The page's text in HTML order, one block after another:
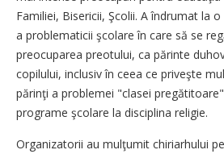
Familiei, Bisericii, Şcolii. A îndrumat la
a problematicii şcolare în care să se
preocuparea preotului, ca părinte
copilului, inclusiv în ceea ce priveşte
părinţi a problemei "clasei
programe şcolare la disciplina religie.
Organizatorii au mulţumit chiriarhului